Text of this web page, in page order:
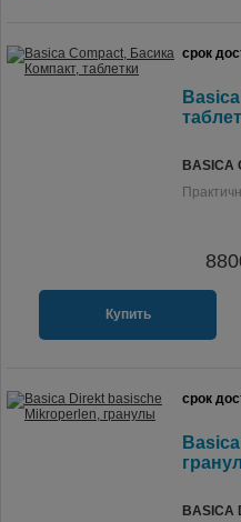
срок
BASICA
Купить
срок
BASICA